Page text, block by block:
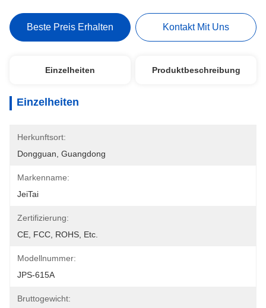
Beste Preis Erhalten Kontakt Mit Uns
Einzelheiten Produktbeschreibung
Einzelheiten
Herkunftsort:
Dongguan, Guangdong
Markenname:
JeiTai
Zertifizierung:
CE, FCC, ROHS, Etc.
Modellnummer:
JPS-615A
Bruttogewicht: